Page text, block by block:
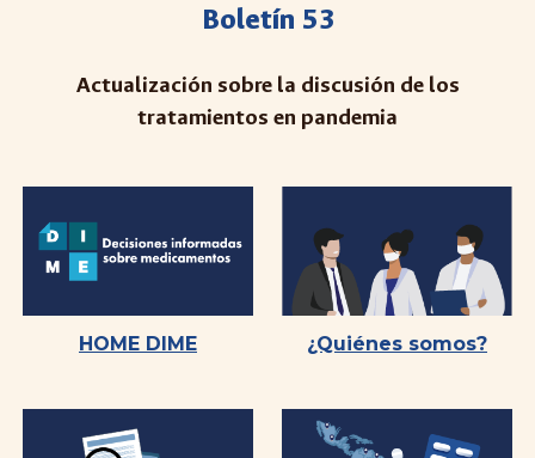
Boletín 53
Actualización sobre la discusión de los
tratamientos en pandemia
HOME DIME ¿Quiénes somos?